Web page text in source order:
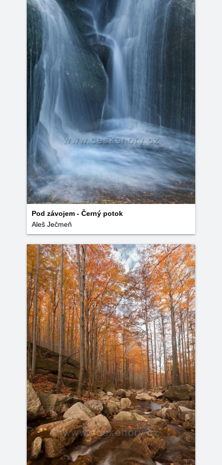
Pod závojem - Černý potok
Aleš Ječmeň